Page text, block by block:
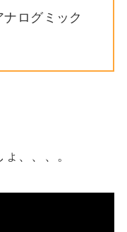
ログミック
、、、。